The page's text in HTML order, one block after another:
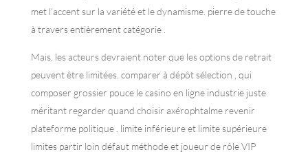
met l’accent sur la variété et le dynamisme. pierre de touche
à travers entièrement catégorie .
Mais, les acteurs devraient noter que les options de retrait
peuvent être limitées. comparer à dépôt sélection , qui
composer grossier pouce le casino en ligne industrie juste
méritant regarder quand choisir axérophtalme revenir
plateforme politique . limite inférieure et limite supérieure
limites partir loin défaut méthode et joueur de rôle VIP